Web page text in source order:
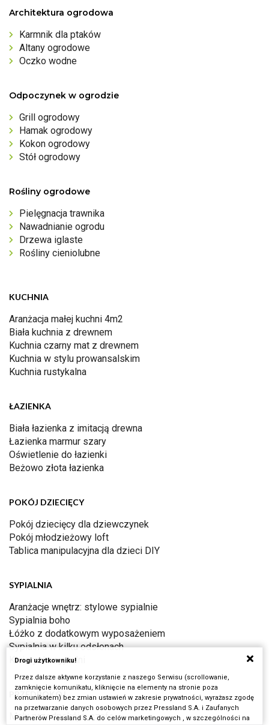
Architektura ogrodowa
Karmnik dla ptaków
Altany ogrodowe
Oczko wodne
Odpoczynek w ogrodzie
Grill ogrodowy
Hamak ogrodowy
Kokon ogrodowy
Stół ogrodowy
Rośliny ogrodowe
Pielęgnacja trawnika
Nawadnianie ogrodu
Drzewa iglaste
Rośliny cieniolubne
KUCHNIA
Aranżacja małej kuchni 4m2
Biała kuchnia z drewnem
Kuchnia czarny mat z drewnem
Kuchnia w stylu prowansalskim
Kuchnia rustykalna
ŁAZIENKA
Biała łazienka z imitacją drewna
Łazienka marmur szary
Oświetlenie do łazienki
Beżowo złota łazienka
POKÓJ DZIECIĘCY
Pokój dziecięcy dla dziewczynek
Pokój młodzieżowy loft
Tablica manipulacyjna dla dzieci DIY
SYPIALNIA
Aranżacje wnętrz: stylowe sypialnie
Sypialnia boho
Łóżko z dodatkowym wyposażeniem
Sypialnia w kilku odsłonach
Kwiaty do sypialni
PRZEDPOKÓJ
Mały przedpokój z szafą
Drogi użytkowniku!
Przez dalsze aktywne korzystanie z naszego Serwisu (scrollowanie,
zamknięcie komunikatu, kliknięcie na elementy na stronie poza
komunikatem) bez zmian ustawień w zakresie prywatności, wyrażasz zgodę
na przetwarzanie danych osobowych przez Pressland S.A. i Zaufanych
Partnerów Pressland S.A. do celów marketingowych , w szczególności na